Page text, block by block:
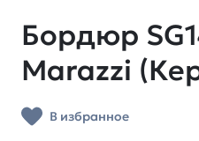
Бордюр
Marazzi
В избранное